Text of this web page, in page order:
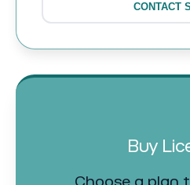
CONTACT
Buy
Choose a plan